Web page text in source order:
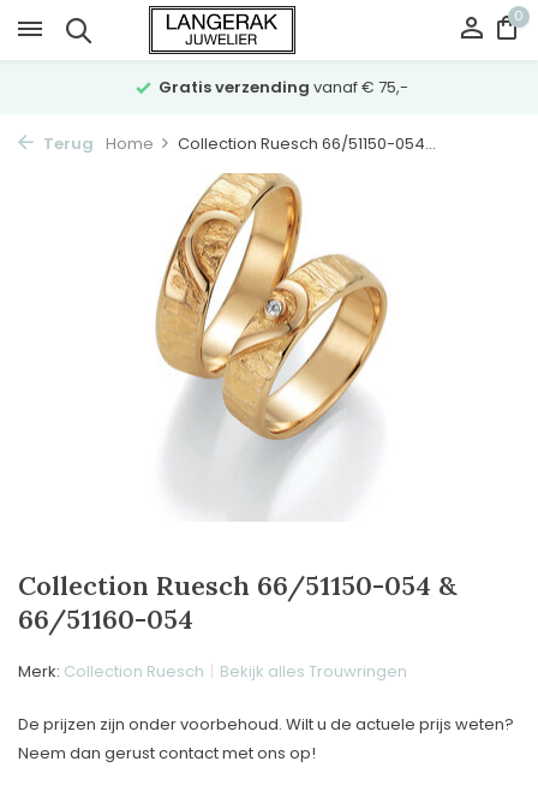
0
Gratis verzending vanaf € 75,-
Terug Home Collection Ruesch 66/51150-054...
Collection Ruesch 66/51150-054 &
66/51160-054
Merk: Collection Ruesch Bekijk alles Trouwringen
De prijzen zijn onder voorbehoud. Wilt u de actuele prijs weten?
Neem dan gerust contact met ons op!